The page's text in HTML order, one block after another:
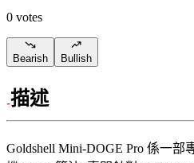
0 votes
Bearish Bullish
描述
Goldshell Mini-DOGE Pro 係一部